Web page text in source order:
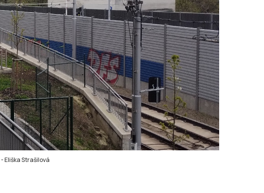
-Eliška Strašilová